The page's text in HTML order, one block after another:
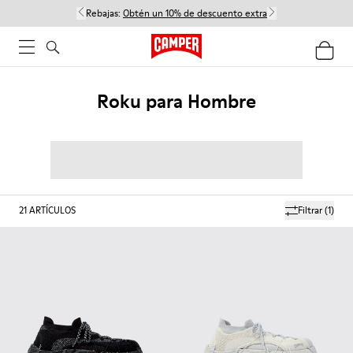
Rebajas: Obtén un 10% de descuento extra
Roku para Hombre
Filtrar(1)
21ARTÍCULOS